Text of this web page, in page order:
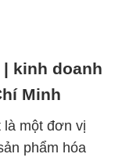
kinh doanh
Minh
một đơn vị
phẩm hóa